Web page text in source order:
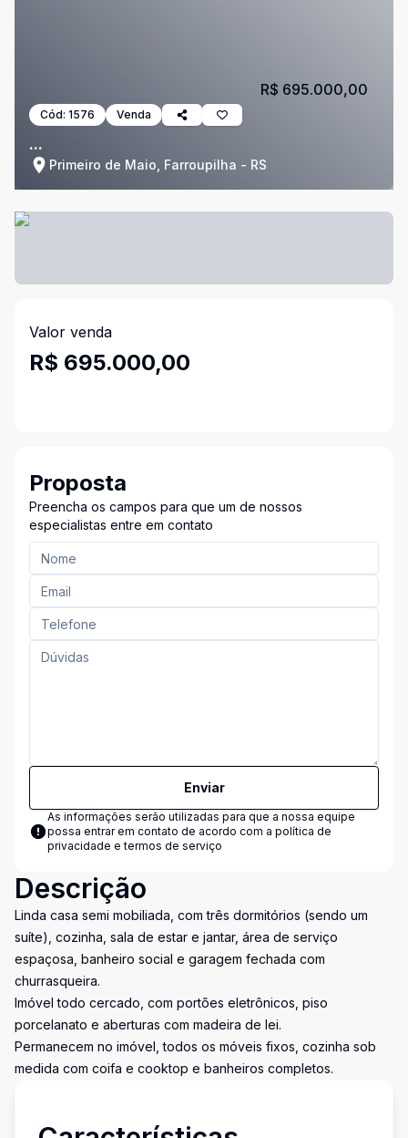
Cód: 1576 Venda
...
Primeiro de Maio, Farroupilha - RS
R$ 695.000,00
Valor venda
R$ 695.000,00
Proposta
Preencha os campos para que um de nossos
especialistas entre em contato
Enviar
As informações serão utilizadas para que a nossa equipe
possa entrar em contato de acordo com a política de
privacidade e termos de serviço
Descrição
Linda casa semi mobiliada, com três dormitórios (sendo um
suíte), cozinha, sala de estar e jantar, área de serviço
espaçosa, banheiro social e garagem fechada com
churrasqueira.
Imóvel todo cercado, com portões eletrônicos, piso
porcelanato e aberturas com madeira de lei.
Permanecem no imóvel, todos os móveis fixos, cozinha sob
medida com coifa e cooktop e banheiros completos.